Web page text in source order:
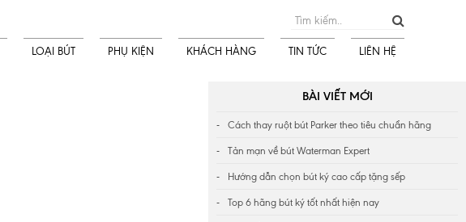
LOẠI BÚT PHỤ KIỆN KHÁCH HÀNG TIN TỨC LIÊN HỆ
BÀI VIẾT MỚI
Cách thay ruột bút Parker theo tiêu chuẩn hãng
Tản mạn về bút Waterman Expert
Hướng dẫn chọn bút ký cao cấp tặng sếp
Top 6 hãng bút ký tốt nhất hiện nay